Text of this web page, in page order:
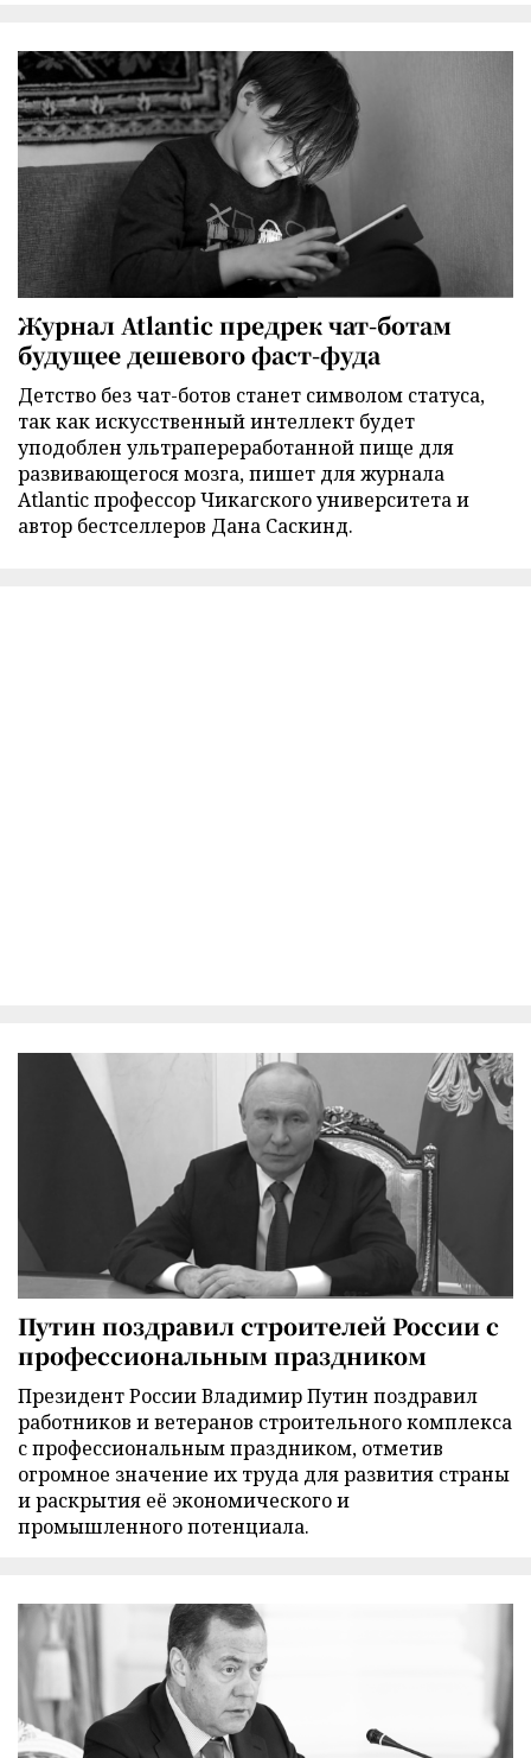
Журнал Atlantic предрек чат-ботам
будущее дешевого фаст-фуда
Детство без чат-ботов станет символом статуса,
так как искусственный интеллект будет
уподоблен ультрапереработанной пище для
развивающегося мозга, пишет для журнала
Atlantic профессор Чикагского университета и
автор бестселлеров Дана Саскинд.
Путин поздравил строителей России с
профессиональным праздником
Президент России Владимир Путин поздравил
работников и ветеранов строительного комплекса
с профессиональным праздником, отметив
огромное значение их труда для развития страны
и раскрытия её экономического и
промышленного потенциала.